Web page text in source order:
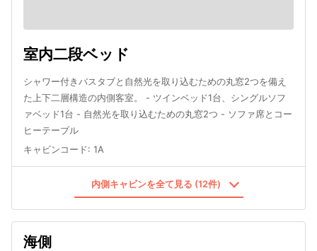
室内二段ベッド
シャワー付きバスタブと自然光を取り込むための丸窓2つを備え
た上下二層構造の内側客室。 - ツインベッド1台、シングルソフ
ァベッド1台 - 自然光を取り込むための丸窓2つ - ソファ席とコー
ヒーテーブル
キャビンコード: 1A
内側キャビンを全て見る (12件)
海側